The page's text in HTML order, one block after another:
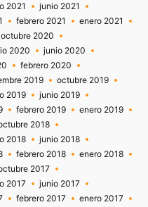
2021
junio 2021
febrero 2021
enero 2021
octubre 2020
2020
junio 2020
febrero 2020
2019
octubre 2019
2019
junio 2019
febrero 2019
enero 2019
2018
2018
junio 2018
febrero 2018
enero 2018
2017
2017
junio 2017
febrero 2017 enero 2017